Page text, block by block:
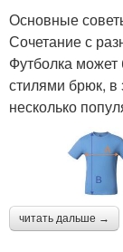
Основные
Сочетание с
Футболка
стилями брюк, в
несколько
читать дальше →